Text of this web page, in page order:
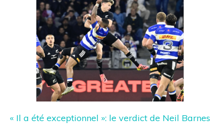
« Il a été exceptionnel »: le verdict de Neil Barnes